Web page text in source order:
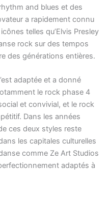
and blues et des
a rapidement connu
telles qu’Elvis Presley
rock sur des tempos
des générations entières.
adaptée et a donné
le rock phase 4
et convivial, et le rock
Dans les années
ces deux styles reste
les capitales culturelles
comme Ze Art Studios
adaptés à